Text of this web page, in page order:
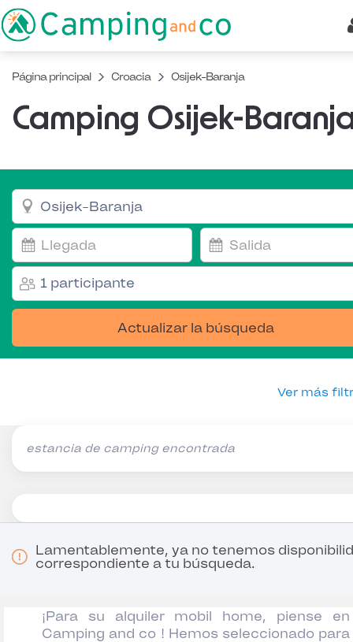
Página principal Croacia Osijek-Baranja
Camping Osijek-
1 participante
Actualizar la búsqueda
Ver más
estancia de camping encontrada
Lamentablemente, ya no tenemos
correspondiente a tu búsqueda.
¡Para su alquiler mobil home, piense en
Camping and co ! Hemos seleccionado para